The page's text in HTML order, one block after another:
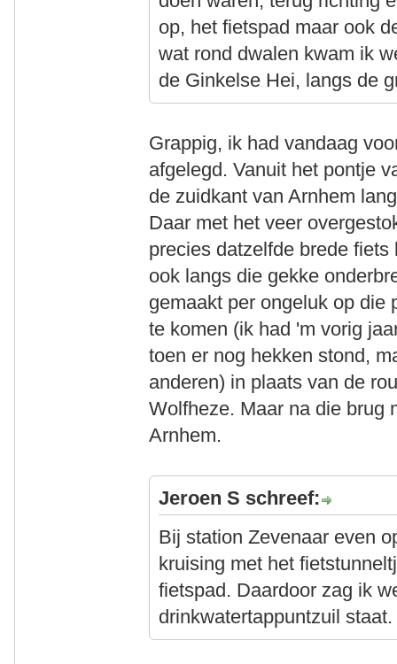
op, het fietspad maar ook
wat rond dwalen kwam ik
de Ginkelse Hei, langs de
Grappig, ik had vandaag
afgelegd. Vanuit het pontje
de zuidkant van Arnhem
Daar met het veer
precies datzelfde brede
ook langs die gekke
gemaakt per ongeluk op die
te komen (ik had 'm vorig
toen er nog hekken stond,
anderen) in plaats van de
Wolfheze. Maar na die brug
Arnhem.
Jeroen S schreef:
Bij station Zevenaar even
kruising met het
fietspad. Daardoor zag ik
drinkwatertappuntzuil staat.